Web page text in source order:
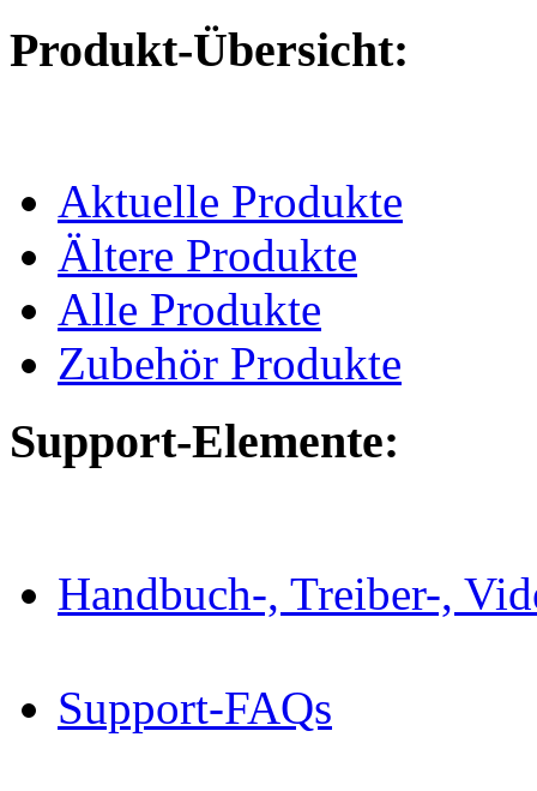
Produkt-Übersicht:
Aktuelle Produkte
Ältere Produkte
Alle Produkte
Zubehör Produkte
Support-Elemente:
Handbuch-, Treiber-,
Support-FAQs